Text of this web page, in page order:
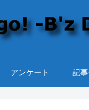
アンケート 記